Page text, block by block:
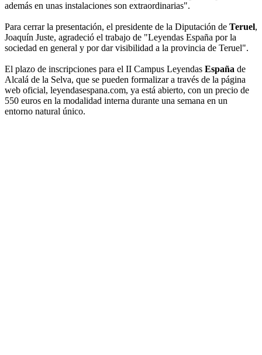
además en unas instalaciones son extraordinarias".
Para cerrar la presentación, el presidente de la Diputación de Teruel,
Joaquín Juste, agradeció el trabajo de "Leyendas España por la
sociedad en general y por dar visibilidad a la provincia de Teruel".
El plazo de inscripciones para el II Campus Leyendas España de
Alcalá de la Selva, que se pueden formalizar a través de la página
web oficial, leyendasespana.com, ya está abierto, con un precio de
550 euros en la modalidad interna durante una semana en un
entorno natural único.